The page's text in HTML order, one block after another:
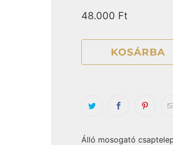
48.000 Ft
KOSÁRBA
Álló mosogató